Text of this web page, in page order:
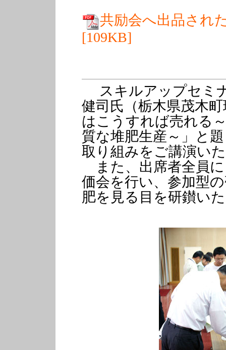
共励会へ出品され
[109KB]
スキルアップセミ
健司氏（栃木県茂木
はこうすれば売れる
質な堆肥生産～」と
取り組みをご講演い
また、出席者全員
価会を行い、参加型
肥を見る目を研鑚い